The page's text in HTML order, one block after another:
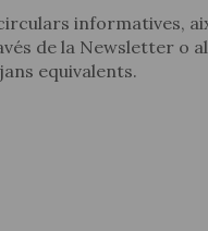
circulars informatives,
de la Newsletter o
equivalents.